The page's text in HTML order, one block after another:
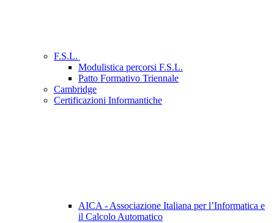
F.S.L.
Modulistica percorsi F.S.L.
Patto Formativo Triennale
Cambridge
Certificazioni Informantiche
AICA - Associazione Italiana per l’Informatica e
il Calcolo Automatico